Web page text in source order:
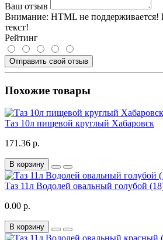
Ваш отзыв
Внимание: HTML не
текст!
Рейтинг
Отправить свой отзыв
Похожие товары
Таз 10л пищевой круглый Хабаровск
171.36 р.
В корзину
Таз 11л Водолей овальный голубой
0.00 р.
В корзину